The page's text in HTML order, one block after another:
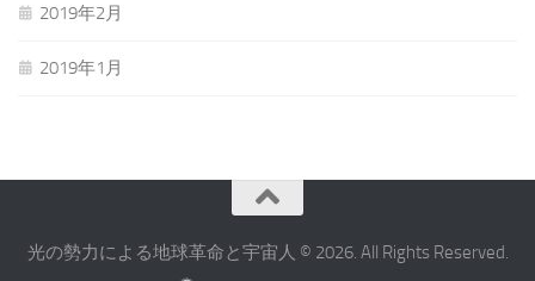
2019年2月
2019年1月
光の勢力による地球革命と宇宙人 © 2026. All Rights Reserved.